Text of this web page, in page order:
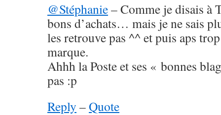
@Stéphanie– Comme je disais à
bons d’achats… mais je ne sais
les retrouve pas ^^ et puis aps
marque.
Ahhh la Poste et ses « bonnes
pas :p
Reply –Quote